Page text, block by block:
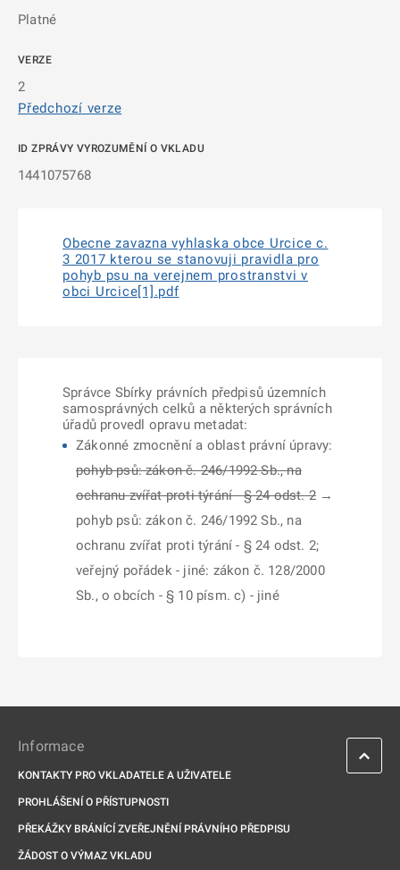
Platné
VERZE
2
Předchozí verze
ID ZPRÁVY VYROZUMĚNÍ O VKLADU
1441075768
Obecne zavazna vyhlaska obce Urcice c.
3 2017 kterou se stanovuji pravidla pro
pohyb psu na verejnem prostranstvi v
obci Urcice[1].pdf
Správce Sbírky právních předpisů územních
samosprávných celků a některých správních
úřadů provedl opravu metadat:
Zákonné zmocnění a oblast právní úpravy:
pohyb psů: zákon č. 246/1992 Sb., na
ochranu zvířat proti týrání - § 24 odst. 2→
pohyb psů: zákon č. 246/1992 Sb., na
ochranu zvířat proti týrání - § 24 odst. 2;
veřejný pořádek - jiné: zákon č. 128/2000
Sb., o obcích - § 10 písm. c) - jiné
Informace
KONTAKTY PRO VKLADATELE A UŽIVATELE
PROHLÁŠENÍ O PŘÍSTUPNOSTI
PŘEKÁŽKY BRÁNÍCÍ ZVEŘEJNĚNÍ PRÁVNÍHO PŘEDPISU
ŽÁDOST O VÝMAZ VKLADU